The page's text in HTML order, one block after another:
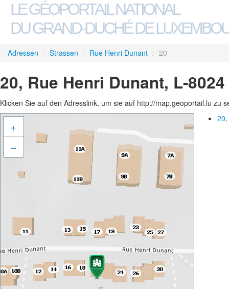
LE GÉOPORTAIL NATIONAL
DU GRAND-DUCHÉ DE
Adressen / Strassen / Rue Henri Dunant / 20
20, Rue Henri Dunant, L-
Klicken Sie auf den Adresslink, um sie auf http://map.geoportail.lu zu
+
–